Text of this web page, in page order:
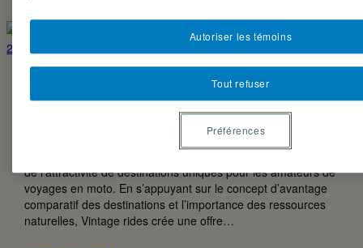
PARTIR À L’AVENTURE AVEC VINTAGE RIDES –
La publicité « Let’s ride » de Vintage Rides s’articule autour
de l’attractivité de destinations uniques pour les amateurs de
voyages en moto. En s’appuyant sur le concept d’avantage
comparatif des destinations et l’importance des ressources
naturelles, Vintage rides crée une offre…
Tout refuser
Autoriser les témoins
Préférences